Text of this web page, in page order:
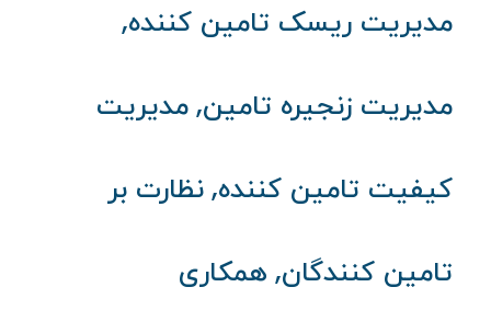
مدیریت ریسک تامین کننده,
مدیریت زنجیره تامین, مدیریت
کیفیت تامین کننده, نظارت بر
تامین کنندگان, همکاری